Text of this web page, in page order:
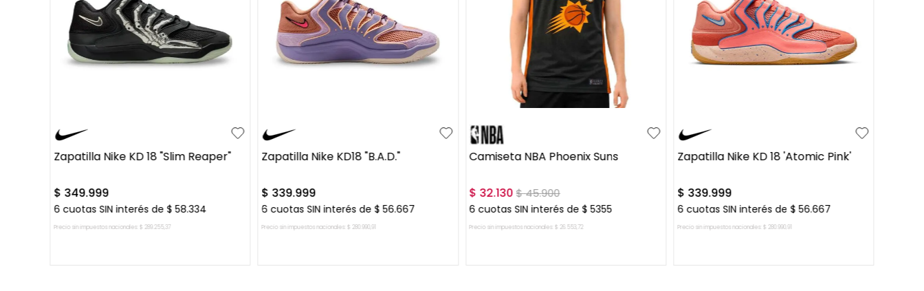
Zapatilla Nike KD 18 "Slim Reaper"
$ 349.999
6cuotas SIN interés de $ 58.334
Precio sin impuestos nacionales: $ 289 255,37
Zapatilla Nike KD18 "B.A.D."
$ 339.999
6 cuotas SIN interés de$ 56.667
Precio sin impuestos nacionales: $ 280 990 91
Camiseta NBA Phoenix Suns
$ 32.130 $45.900
6 cuotas SIN interés de$ 5355
Precio sin impuestos nacionales: $ 26 553,72
51.5
Zapatilla Nike KD 18 'Atomic Pink'
$ 339.999
6 cuotas SIN interés de$ 56.667
Precio sin impuestos nacionales: $ 280 990 91